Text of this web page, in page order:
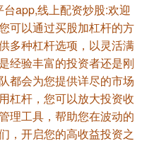
app,线上配资炒股:欢迎
可以通过买股加杠杆的方
多种杠杆选项，以灵活满
经验丰富的投资者还是刚
都会为您提供详尽的市场
杠杆，您可以放大投资收
理工具，帮助您在波动的
，开启您的高收益投资之